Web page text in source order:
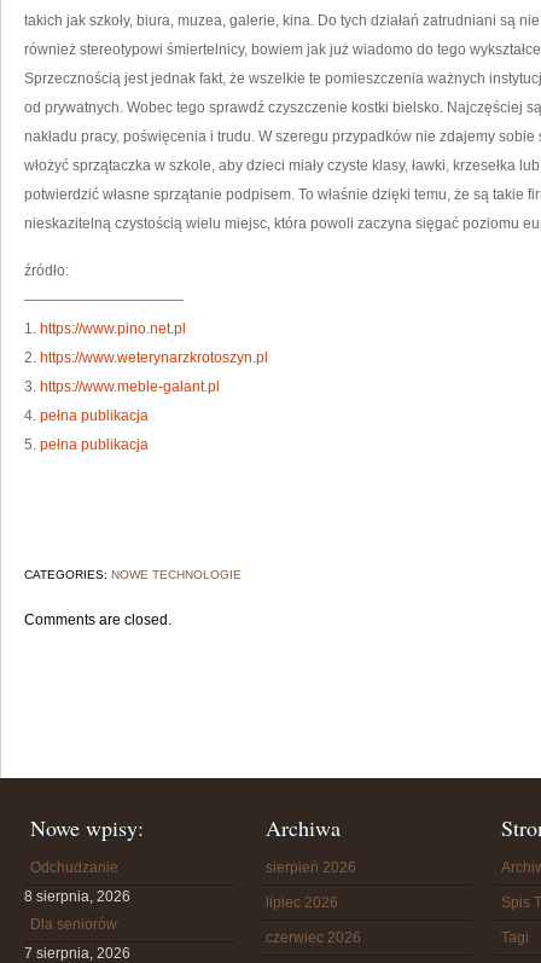
takich jak szkoły, biura, muzea, galerie, kina. Do tych działań zatrudniani są
również stereotypowi śmiertelnicy, bowiem jak już wiadomo do tego
Sprzecznością jest jednak fakt, że wszelkie te pomieszczenia ważnych
od prywatnych. Wobec tego sprawdź czyszczenie kostki bielsko. Najczęściej
nakładu pracy, poświęcenia i trudu. W szeregu przypadków nie zdajemy
włożyć sprzątaczka w szkole, aby dzieci miały czyste klasy, ławki, krzesełka
potwierdzić własne sprzątanie podpisem. To właśnie dzięki temu, że są takie
nieskazitelną czystością wielu miejsc, która powoli zaczyna sięgać poziomu
źródło:
———————————
1. https://www.pino.net.pl
2. https://www.weterynarzkrotoszyn.pl
3. https://www.meble-galant.pl
4. pełna publikacja
5. pełna publikacja
CATEGORIES: NOWE TECHNOLOGIE
Comments are closed.
Nowe wpisy:
Odchudzanie
8 sierpnia, 2026
Dla seniorów
7 sierpnia, 2026
Archiwa
sierpień 2026
lipiec 2026
czerwiec 2026
Spis
Tagi